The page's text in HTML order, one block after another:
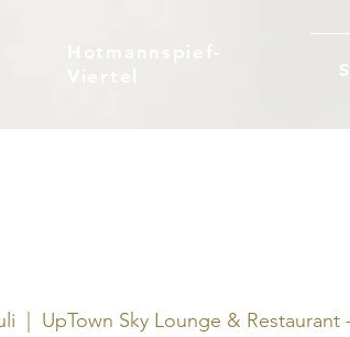
UpTown Sky Lounge & Restaurant
Hotmannspief-